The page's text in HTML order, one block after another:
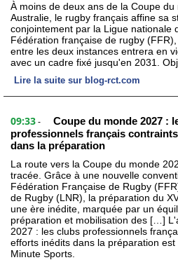
À moins de deux ans de la Coupe du
Australie, le rugby français affine sa
conjointement par la Ligue nationale
Fédération française de rugby
entre les deux instances entrera en
avec un cadre fixé jusqu'en 2031.
Lire la suite sur blog-rct.com
09:33 -
Coupe du monde 2027 :
professionnels français
dans la préparation
La route vers la Coupe du monde
tracée. Grâce à une nouvelle
Fédération Française de Rugby
de Rugby (LNR), la préparation du
une ère inédite, marquée par un
préparation et mobilisation des […]
2027 : les clubs professionnels
efforts inédits dans la préparation
Minute Sports.